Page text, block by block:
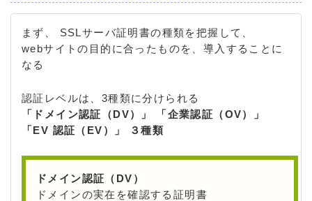
まず、 SSLサーバ証明書の種類を把握して、
webサイトの目的に合ったものを、導入することに
なる
認証レベルは、3種類に分けられる
「ドメイン認証（DV）」 「企業認証（OV）」
「EV 認証（EV）」 ３種類
ドメイン認証（DV）
ドメインの実在を確認する証明書